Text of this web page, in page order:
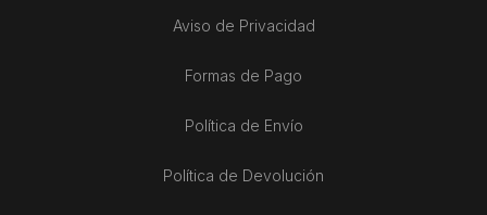
Aviso de Privacidad
Formas de Pago
Política de Envío
Política de Devolución